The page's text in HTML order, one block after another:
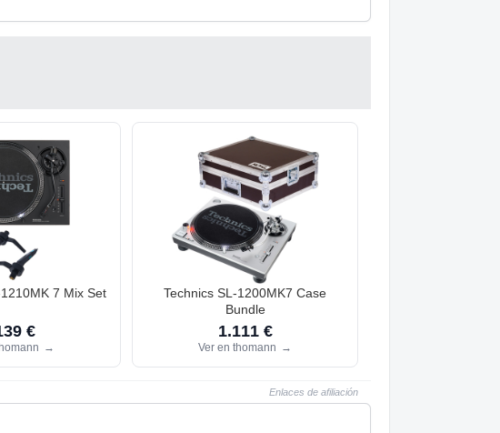
7 Mix Set
€
→
Technics SL-1200MK7 Case
Bundle
1.111 €
Ver en thomann →
Enlaces de afiliación